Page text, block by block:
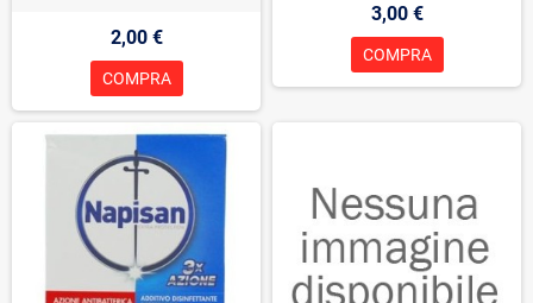
2,00 €
COMPRA
3,00 €
COMPRA